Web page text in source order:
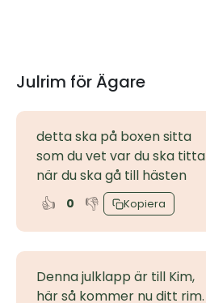
Julrim för Ägare
detta ska på boxen sitta
som du vet var du ska titta
när du ska gå till hästen
👍 0 👎 Kopiera
Denna julklapp är till Kim,
här så kommer nu ditt rim.